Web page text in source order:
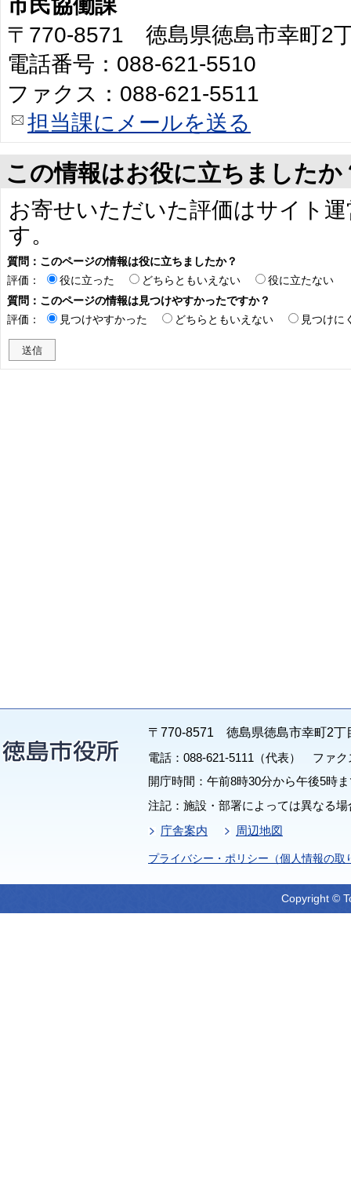
市民協働課
〒770-8571 徳島県徳島市幸町2
電話番号：088-621-5510
ファクス：088-621-5511
担当課にメールを送る
この情報はお役に立ちましたか
お寄せいただいた評価はサイト
す。
質問：このページの情報は役に立ちましたか？
評価：
役に立った どちらともいえない
役に立たない
質問：このページの情報は見つけやすかったですか？
評価：
見つけやすかった どちらともいえない 見つけに
〒770-8571 徳島県徳島市幸町2丁
電話：088-621-5111（代表） ファク
開庁時間：午前8時30分から午後5時
注記：施設・部署によっては異なる
庁舎案内
周辺地図
プライバシー・ポリシー（個人情報の取
Copyright ©